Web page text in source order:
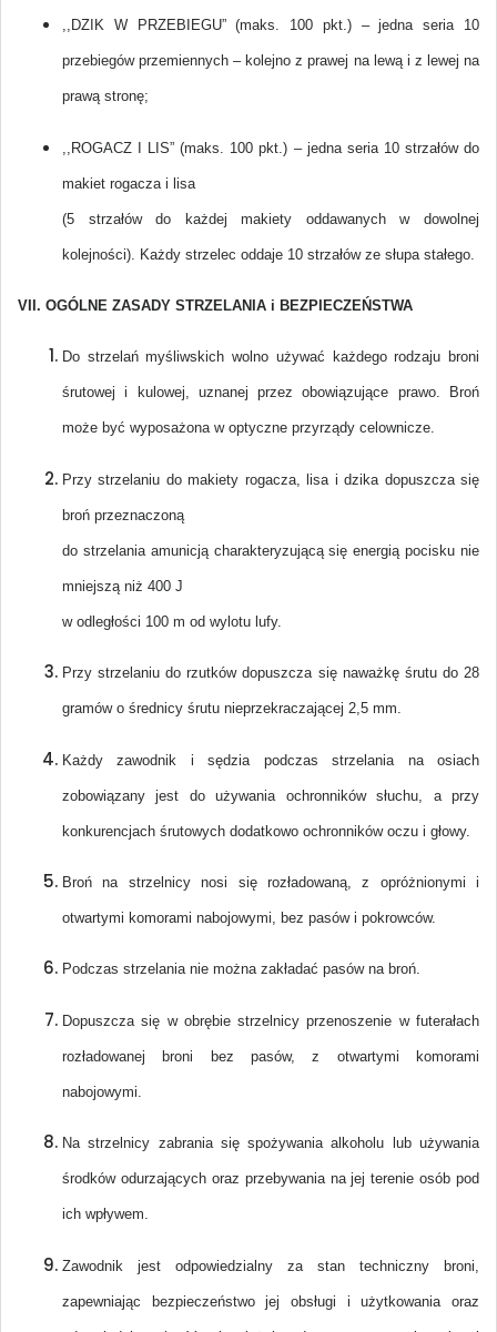
,,DZIK W PRZEBIEGU” (maks. 100 pkt.) – jedna seria 10
przebiegów przemiennych – kolejno z prawej na lewą i z lewej na
prawą stronę;
,,ROGACZ I LIS” (maks. 100 pkt.) – jedna seria 10 strzałów do
makiet rogacza i lisa
(5 strzałów do każdej makiety oddawanych w dowolnej
kolejności). Każdy strzelec oddaje 10 strzałów ze słupa stałego.
VII. OGÓLNE ZASADY STRZELANIA i BEZPIECZEŃSTWA
Do strzelań myśliwskich wolno używać każdego rodzaju broni
śrutowej i kulowej, uznanej przez obowiązujące prawo. Broń
może być wyposażona w optyczne przyrządy celownicze.
Przy strzelaniu do makiety rogacza, lisa i dzika dopuszcza się
broń przeznaczoną
do strzelania amunicją charakteryzującą się energią pocisku nie
mniejszą niż 400 J
w odległości 100 m od wylotu lufy.
Przy strzelaniu do rzutków dopuszcza się naważkę śrutu do 28
gramów o średnicy śrutu nieprzekraczającej 2,5 mm.
Każdy zawodnik i sędzia podczas strzelania na osiach
zobowiązany jest do używania ochronników słuchu, a przy
konkurencjach śrutowych dodatkowo ochronników oczu i głowy.
Broń na strzelnicy nosi się rozładowaną, z opróżnionymi i
otwartymi komorami nabojowymi, bez pasów i pokrowców.
Podczas strzelania nie można zakładać pasów na broń.
Dopuszcza się w obrębie strzelnicy przenoszenie w futerałach
rozładowanej broni bez pasów, z otwartymi komorami
nabojowymi.
Na strzelnicy zabrania się spożywania alkoholu lub używania
środków odurzających oraz przebywania na jej terenie osób pod
ich wpływem.
Zawodnik jest odpowiedzialny za stan techniczny broni,
zapewniając bezpieczeństwo jej obsługi i użytkowania oraz